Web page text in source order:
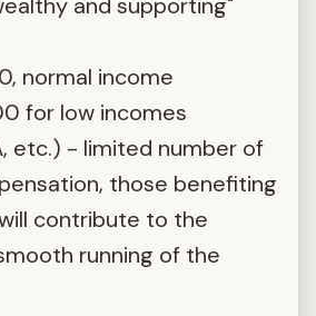
normal income
for low incomes
etc.) - limited number of
those benefiting
contribute to the
running of the